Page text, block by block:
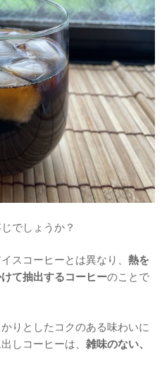
でしょうか？
スコーヒーとは異なり、 熱を
て抽出するコーヒーのことで
りとしたコクのある味わいに
しコーヒーは、 雑味のない、